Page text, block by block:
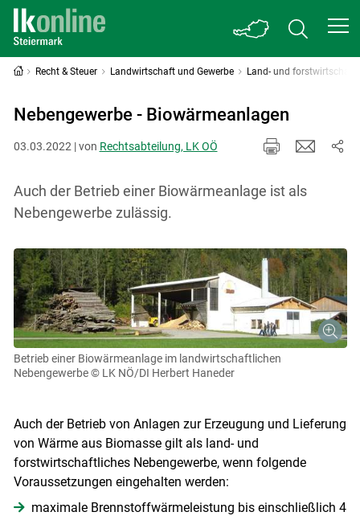
Recht & Steuer Landwirtschaft und Gewerbe Land- und
Nebengewerbe - Biowärmeanlagen
03.03.2022 | von Rechtsabteilung, LK OÖ
Auch der Betrieb einer Biowärmeanlage ist als
Nebengewerbe zulässig.
Betrieb einer Biowärmeanlage im landwirtschaftlichen
Nebengewerbe © LK NÖ/DI Herbert Haneder
Auch der Betrieb von Anlagen zur Erzeugung und Lieferung
von Wärme aus Biomasse gilt als land- und
forstwirtschaftliches Nebengewerbe, wenn folgende
Voraussetzungen eingehalten werden:
maximale Brennstoffwärmeleistung bis einschließlich 4